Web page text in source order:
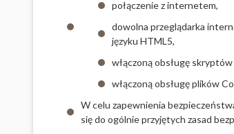
połączenie z internetem,
dowolna przeglądarka
języku HTML5,
włączoną obsługę
włączoną obsługę plików
W celu zapewnienia
się do ogólnie przyjętych zasad